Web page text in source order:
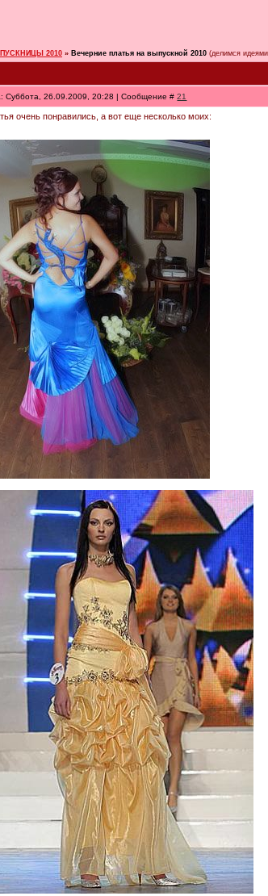
2010 » Вечерние платья на выпускной 2010 (делимся
Суббота, 26.09.2009, 20:28 | Сообщение #21
очень понравились, а вот еще несколько моих: